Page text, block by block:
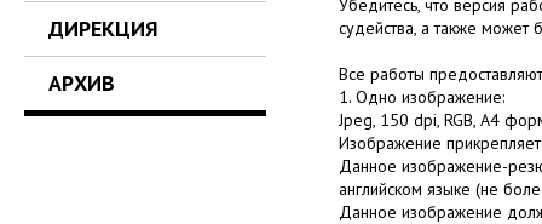
ДИРЕКЦИЯ
АРХИВ
Убедитесь, что версия
судейства, а также может
Все работы
1. Одно изображение:
Jpeg, 150 dpi, RGB, A4
Изображение
Данное изображение-
английском языке (не
Данное изображение